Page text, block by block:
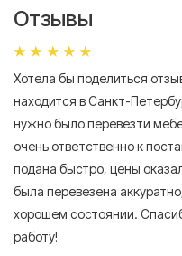
Отзывы
Хотела бы поделиться
находится в Санкт-
нужно было перевезти
очень ответственно к
подана быстро, цены
была перевезена
хорошем состоянии.
работу!